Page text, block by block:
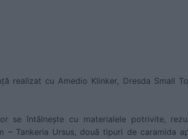
realizat cu Amedio Klinker, Dresda Small
se întâlnește cu materialele potrivite,
– Tankeria Ursus, două tipuri de caramida